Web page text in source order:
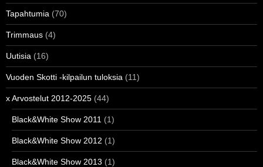
Tapahtumia (70)
Trimmaus (4)
Uutisia (16)
Vuoden Skotti -kilpailun tuloksia (11)
x Arvostelut 2012-2025 (44)
Black&White Show 2011 (1)
Black&White Show 2012 (1)
Black&White Show 2013 (1)